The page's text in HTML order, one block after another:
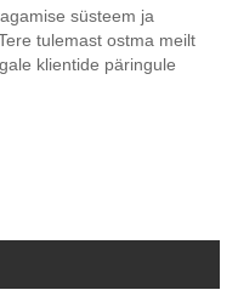
süsteem ja
tulemast ostma meilt
klientide päringule